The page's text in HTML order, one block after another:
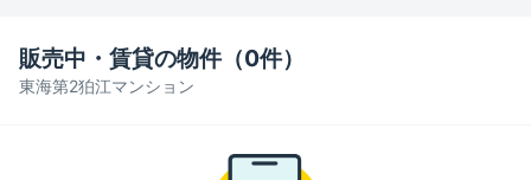
東海第2狛江マンション
販売中・賃貸の物件（0件）